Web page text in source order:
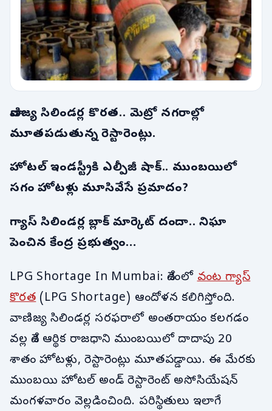
వాణిజ్య సిలిండర్ల కొరత.. మెట్రో నగరాల్లో
మూతపడుతున్న రెస్టారెంట్లు.
హోటల్ ఇండస్ట్రీకి ఎల్పీజీ షాక్.. ముంబయిలో
సగం హోటళ్లు మూసివేసే ప్రమాదం?
గ్యాస్ సిలిండర్ల బ్లాక్ మార్కెట్ దందా.. నిఘా
పెంచిన కేంద్ర ప్రభుత్వం…
LPG Shortage In Mumbai: దేశంలోవంట గ్యాస్
కొరత(LPG Shortage) ఆందోళన కలిగిస్తోంది.
వాణిజ్య సిలిండర్ల సరఫరాలో అంతరాయం కలగడం
వల్ల దేశ ఆర్థిక రాజధాని ముంబయిలో దాదాపు 20
శాతం హోటళ్లు, రెస్టారెంట్లు మూతపడ్డాయి. ఈ మేరకు
ముంబయి హోటల్ అండ్ రెస్టారెంట్ అసోసియేషన్
మంగళవారం వెల్లడించింది. పరిస్థితులు ఇలాగే